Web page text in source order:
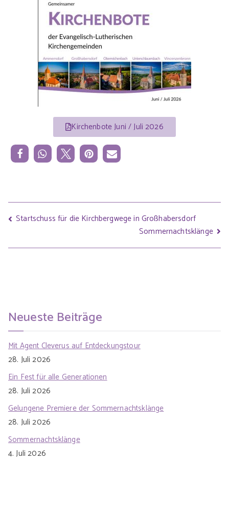
Kirchenbote Juni / Juli 2026
Startschuss für die Kirchbergwege in Großhabersdorf
Sommernachtsklänge
Neueste Beiträge
Mit Agent Cleverus auf Entdeckungstour
28. Juli 2026
Ein Fest für alle Generationen
28. Juli 2026
Gelungene Premiere der Sommernachtsklänge
28. Juli 2026
Sommernachtsklänge
4. Juli 2026